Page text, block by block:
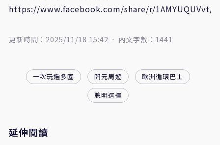
https://www.facebook.com/share/r/1AMYUQUVvt/
更新時間：2025/11/18 15:42 內文字數：1441
一次玩遍多國 開元周遊
歐洲循環巴士
聰明選擇
延伸閱讀